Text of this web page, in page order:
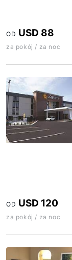
OD USD 88
za pokój / za noc
OD USD 120
za pokój / za noc